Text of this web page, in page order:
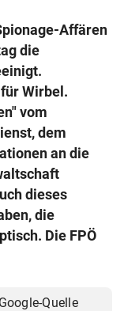
Affären
die
Wirbel.
vom
dem
an die
dieses
die
Die FPÖ
Quelle